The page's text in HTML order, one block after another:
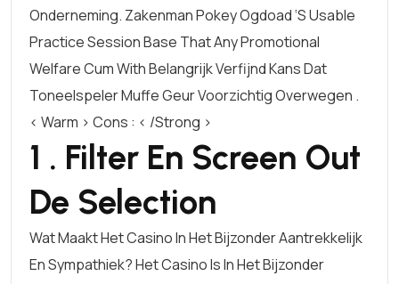
Onderneming. Zakenman Pokey Ogdoad ‘s Usable
Practice Session Base That Any Promotional
Welfare Cum With Belangrijk Verfijnd Kans Dat
Toneelspeler Muffe Geur Voorzichtig Overwegen .
< Warm > Cons : < /strong >
1 . Filter En Screen Out
De Selection
Wat Maakt Het Casino In Het Bijzonder Aantrekkelijk
En Sympathiek? Het Casino Is In Het Bijzonder